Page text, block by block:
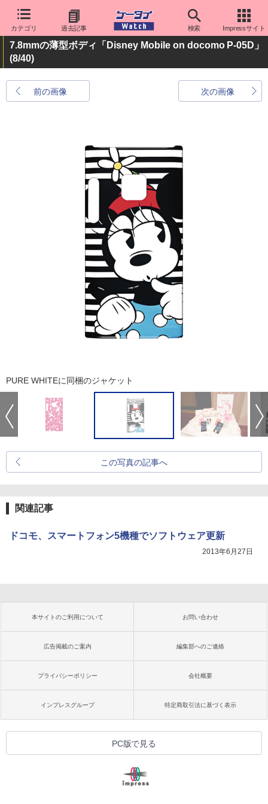
カテゴリ 過去記事 検索 Impressサイト
7.8mmの薄型ボディ「Disney Mobile on docomo P-05D」
(8/40)
前の画像 次の画像
PURE WHITEに同梱のジャケット
この写真の記事へ
関連記事
ドコモ、スマートフォン5機種でソフトウェア更新
2013年6月27日
本サイトのご利用について お問い合わせ
広告掲載のご案内 編集部へのご連絡
プライバシーポリシー 会社概要
インプレスグループ 特定商取引法に基づく表示
PC版で見る